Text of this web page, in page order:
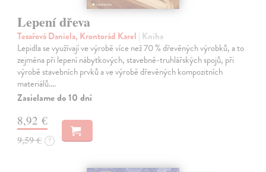
Lepení dřeva
Tesařová Daniela, Krontorád Karel | Kniha
Lepidla se využívají ve výrobě více než 70 % dřevěných výrobků, a to
zejména při lepení nábytkových, stavebně-truhlářských spojů, při
výrobě stavebních prvků a ve výrobě dřevěných kompozitních
materiálů.…
Zasielame do 10 dní
8,92 €
9,59 € ?